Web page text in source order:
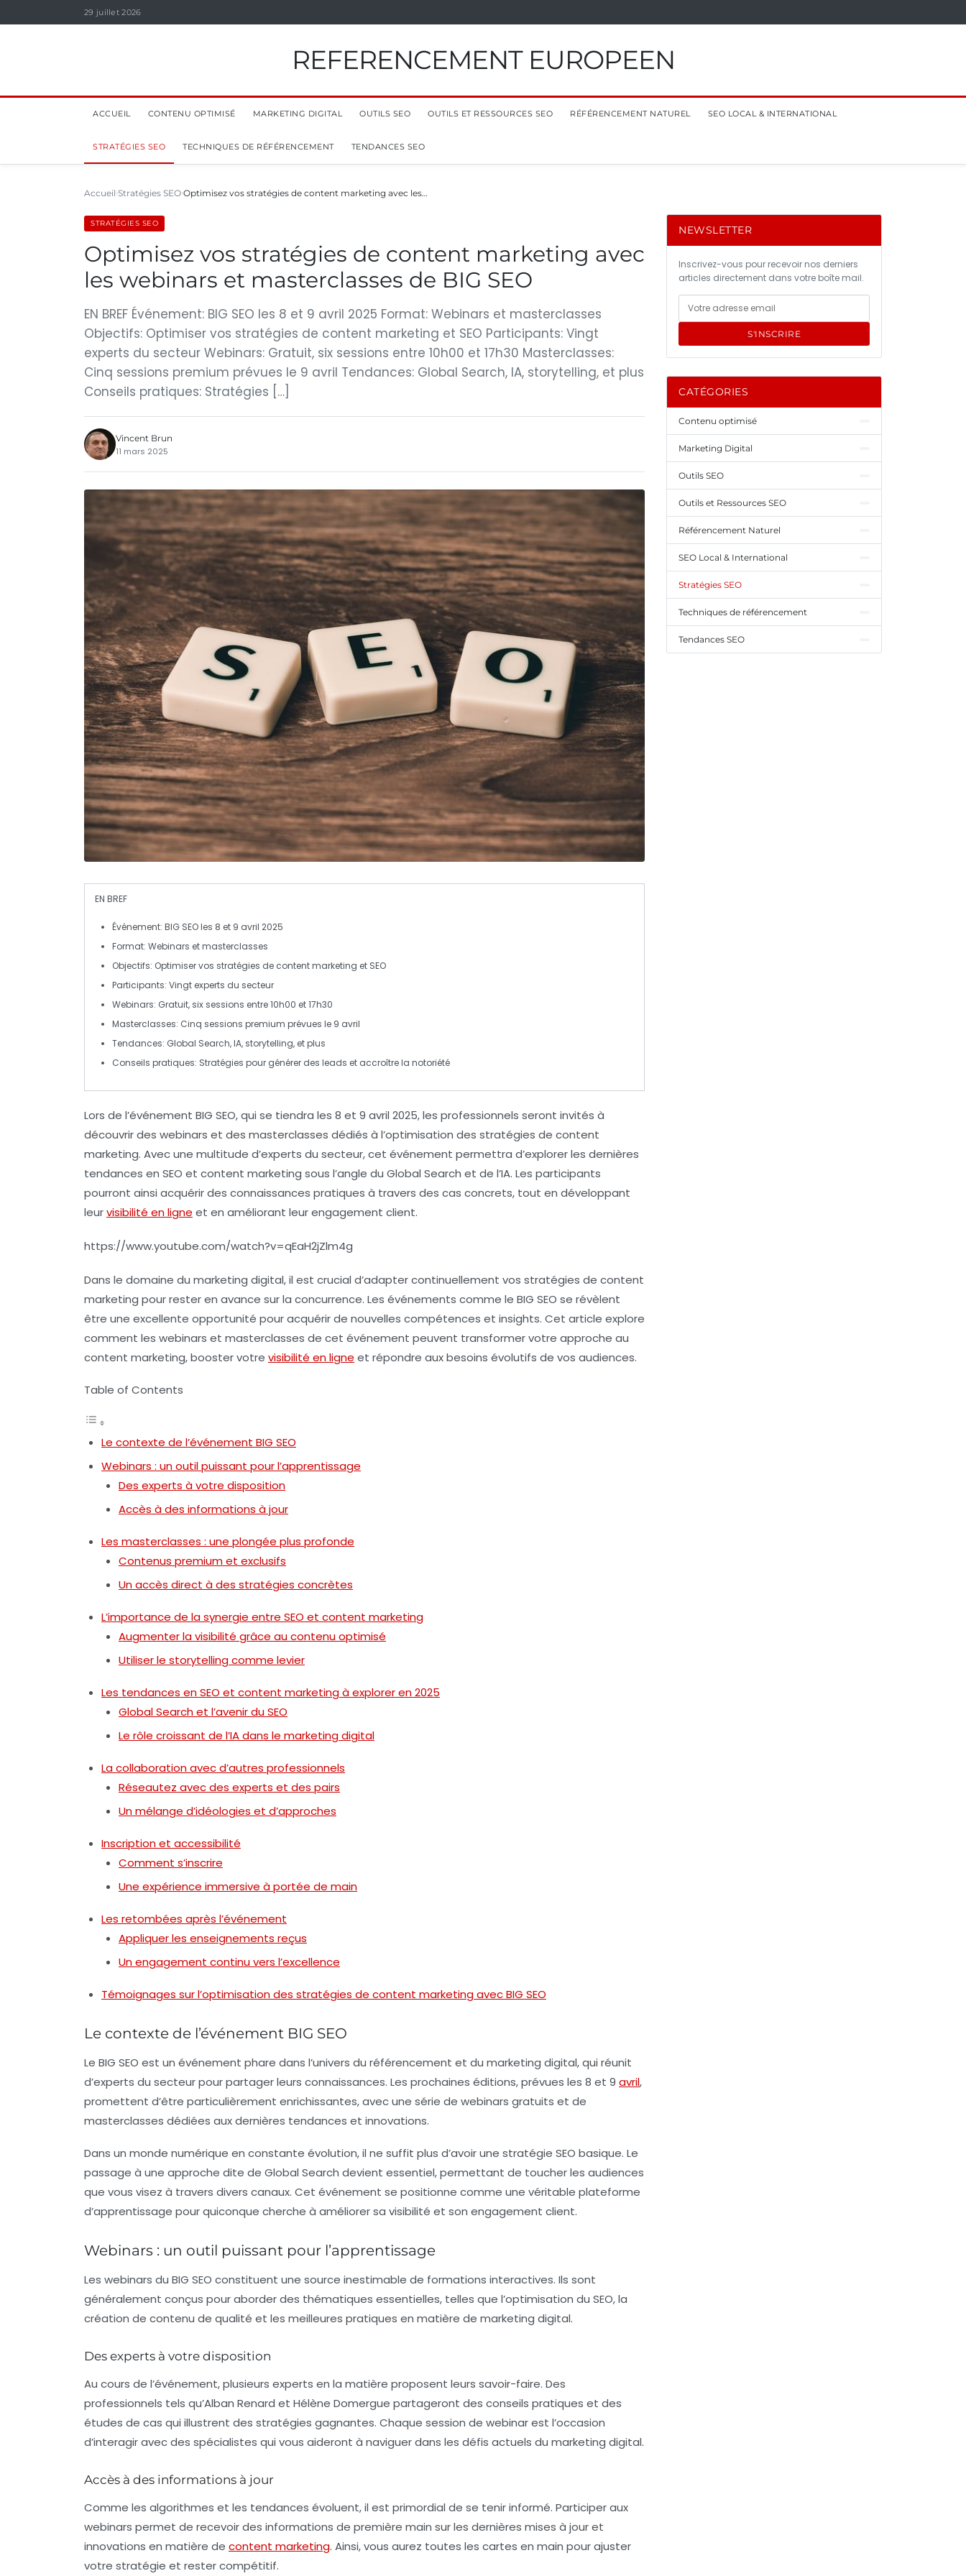
29 juillet 2026
REFERENCEMENT EUROPEEN
ACCUEIL CONTENU OPTIMISÉ MARKETING DIGITAL OUTILS SEO OUTILS ET RESSOURCES SEO RÉFÉRENCEMENT NATUREL SEO LOCAL & INTERNATIONAL
STRATÉGIES SEO TECHNIQUES DE RÉFÉRENCEMENT TENDANCES SEO
Accueil Stratégies SEO Optimisez vos stratégies de content marketing avec les…
STRATÉGIES SEO
Optimisez vos stratégies de content marketing avec
les webinars et masterclasses de BIG SEO
EN BREF Événement: BIG SEO les 8 et 9 avril 2025 Format: Webinars et masterclasses
Objectifs: Optimiser vos stratégies de content marketing et SEO Participants: Vingt
experts du secteur Webinars: Gratuit, six sessions entre 10h00 et 17h30 Masterclasses:
Cinq sessions premium prévues le 9 avril Tendances: Global Search, IA, storytelling, et plus
Conseils pratiques: Stratégies […]
Vincent Brun
11 mars 2025
EN BREF
Événement: BIG SEO les 8 et 9 avril 2025
Format: Webinars et masterclasses
Objectifs: Optimiser vos stratégies de content marketing et SEO
Participants: Vingt experts du secteur
Webinars: Gratuit, six sessions entre 10h00 et 17h30
Masterclasses: Cinq sessions premium prévues le 9 avril
Tendances: Global Search, IA, storytelling, et plus
Conseils pratiques: Stratégies pour générer des leads et accroître la notoriété
Lors de l’événement BIG SEO, qui se tiendra les 8 et 9 avril 2025, les professionnels seront invités à
découvrir des webinars et des masterclasses dédiés à l’optimisation des stratégies de content
marketing. Avec une multitude d’experts du secteur, cet événement permettra d’explorer les dernières
tendances en SEO et content marketing sous l’angle du Global Search et de l’IA. Les participants
pourront ainsi acquérir des connaissances pratiques à travers des cas concrets, tout en développant
leurvisibilité en ligne et en améliorant leur engagement client.
https://www.youtube.com/watch?v=qEaH2jZlm4g
Dans le domaine du marketing digital, il est crucial d’adapter continuellement vos stratégies de content
marketing pour rester en avance sur la concurrence. Les événements comme le BIG SEO se révèlent
être une excellente opportunité pour acquérir de nouvelles compétences et insights. Cet article explore
comment les webinars et masterclasses de cet événement peuvent transformer votre approche au
content marketing, booster votre visibilité en ligne et répondre aux besoins évolutifs de vos audiences.
Table of Contents
Le contexte de l’événement BIG SEO
Webinars : un outil puissant pour l’apprentissage
Des experts à votre disposition
Accès à des informations à jour
Les masterclasses : une plongée plus profonde
Contenus premium et exclusifs
Un accès direct à des stratégies concrètes
L’importance de la synergie entre SEO et content marketing
Augmenter la visibilité grâce au contenu optimisé
Utiliser le storytelling comme levier
Les tendances en SEO et content marketing à explorer en 2025
Global Search et l’avenir du SEO
Le rôle croissant de l’IA dans le marketing digital
La collaboration avec d’autres professionnels
Réseautez avec des experts et des pairs
Un mélange d’idéologies et d’approches
Inscription et accessibilité
Comment s’inscrire
Une expérience immersive à portée de main
Les retombées après l’événement
Appliquer les enseignements reçus
Un engagement continu vers l’excellence
Témoignages sur l’optimisation des stratégies de content marketing avec BIG SEO
Le contexte de l’événement BIG SEO
Le BIG SEO est un événement phare dans l’univers du référencement et du marketing digital, qui réunit
d’experts du secteur pour partager leurs connaissances. Les prochaines éditions, prévues les 8 et 9 avril,
promettent d’être particulièrement enrichissantes, avec une série de webinars gratuits et de
masterclasses dédiées aux dernières tendances et innovations.
Dans un monde numérique en constante évolution, il ne suffit plus d’avoir une stratégie SEO basique. Le
passage à une approche dite de Global Search devient essentiel, permettant de toucher les audiences
que vous visez à travers divers canaux. Cet événement se positionne comme une véritable plateforme
d’apprentissage pour quiconque cherche à améliorer sa visibilité et son engagement client.
Webinars : un outil puissant pour l’apprentissage
Les webinars du BIG SEO constituent une source inestimable de formations interactives. Ils sont
généralement conçus pour aborder des thématiques essentielles, telles que l’optimisation du SEO, la
création de contenu de qualité et les meilleures pratiques en matière de marketing digital.
Des experts à votre disposition
Au cours de l’événement, plusieurs experts en la matière proposent leurs savoir-faire. Des
professionnels tels qu’Alban Renard et Hélène Domergue partageront des conseils pratiques et des
études de cas qui illustrent des stratégies gagnantes. Chaque session de webinar est l’occasion
d’interagir avec des spécialistes qui vous aideront à naviguer dans les défis actuels du marketing digital.
Accès à des informations à jour
Comme les algorithmes et les tendances évoluent, il est primordial de se tenir informé. Participer aux
webinars permet de recevoir des informations de première main sur les dernières mises à jour et
innovations en matière de content marketing. Ainsi, vous aurez toutes les cartes en main pour ajuster
votre stratégie et rester compétitif.
NEWSLETTER
Inscrivez-vous pour recevoir nos derniers
articles directement dans votre boîte mail.
S'INSCRIRE
CATÉGORIES
Contenu optimisé
Marketing Digital
Outils SEO
Outils et Ressources SEO
Référencement Naturel
SEO Local & International
Stratégies SEO
Techniques de référencement
Tendances SEO